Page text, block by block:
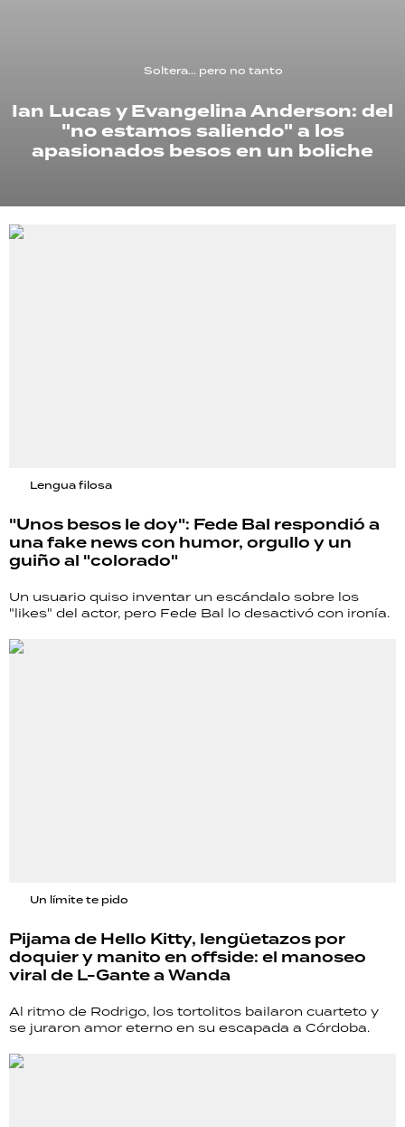
Soltera... pero no tanto
Ian Lucas y Evangelina Anderson: del
"no estamos saliendo" a los
apasionados besos en un boliche
Lengua filosa
"Unos besos le doy": Fede Bal respondió a
una fake news con humor, orgullo y un
guiño al "colorado"
Un usuario quiso inventar un escándalo sobre los
"likes" del actor, pero Fede Bal lo desactivó con ironía.
Un límite te pido
Pijama de Hello Kitty, lengüetazos por
doquier y manito en offside: el manoseo
viral de L-Gante a Wanda
Al ritmo de Rodrigo, los tortolitos bailaron cuarteto y
se juraron amor eterno en su escapada a Córdoba.
RECETAS
PALABRAS